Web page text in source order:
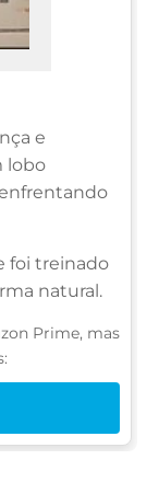
e
lobo
foi treinado
natural.
Prime, mas